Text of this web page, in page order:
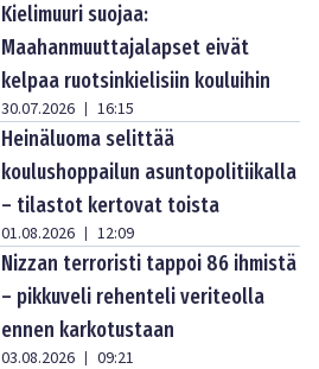
Kielimuuri suojaa:
Maahanmuuttajalapset eivät
kelpaa ruotsinkielisiin kouluihin
30.07.2026 | 16:15
Heinäluoma selittää
koulushoppailun asuntopolitiikalla
– tilastot kertovat toista
01.08.2026 | 12:09
Nizzan terroristi tappoi 86 ihmistä
– pikkuveli rehenteli veriteolla
ennen karkotustaan
03.08.2026 | 09:21